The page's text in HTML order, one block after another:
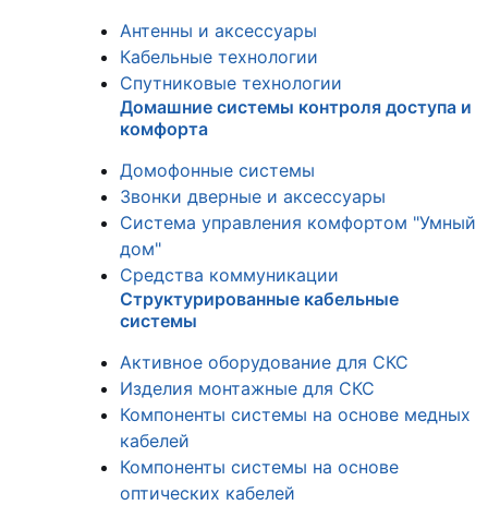
Антенны и аксессуары
Кабельные технологии
Спутниковые технологии
Домашние системы контроля доступа и
комфорта
Домофонные системы
Звонки дверные и аксессуары
Система управления комфортом "Умный
дом"
Средства коммуникации
Структурированные кабельные
системы
Активное оборудование для СКС
Изделия монтажные для СКС
Компоненты системы на основе медных
кабелей
Компоненты системы на основе
оптических кабелей